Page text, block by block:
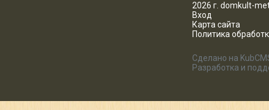
2026 г. domkult-
Вход
Карта сайта
Политика
Сделано на
Разработка и